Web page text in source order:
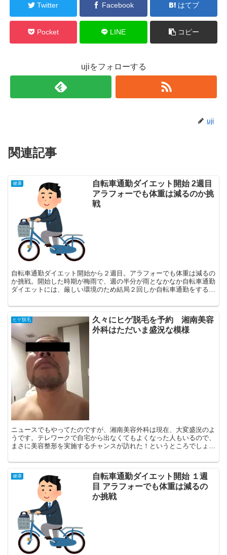
Twitter Facebook はてブ
Pocket LINE コピー
ujiをフォローする
uji
関連記事
健康
自転車通勤ダイエット開始 2週目
アラフォーでも体重は減るのか挑
戦
自転車通勤ダイエット開始から２週目。アラフォーでも体重は減るの
か挑戦。開始した時期が梅雨で、週の半分が雨となかなか自転車通勤
ダイエットには、厳しい環境のため結局２回しか自転車通勤をするこ
ヒゲ脱毛
久々にヒゲ脱毛を予約 湘南美容
外科はただいま盛況な模様
ニュースでもやってたのですが、湘南美容外科は現在、大変盛況のよ
うです。テレワークで自宅から出なくてもよくなった人もいるので、
まさに美容整形を実施するチャンスが訪れた！というところでしょう
健康
自転車通勤ダイエット開始 １週
目 アラフォーでも体重は減るの
か挑戦